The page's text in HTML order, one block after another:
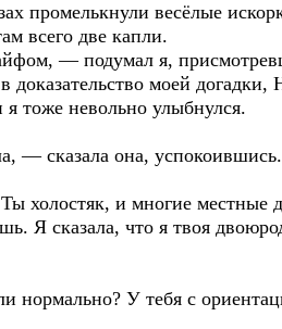
промелькнули весёлые
всего две капли.
— подумал я,
моей догадки,
тоже невольно улыбнулся.
— сказала она, успокоившись.
холостяк, и многие местные
Я сказала, что я твоя
У тебя с